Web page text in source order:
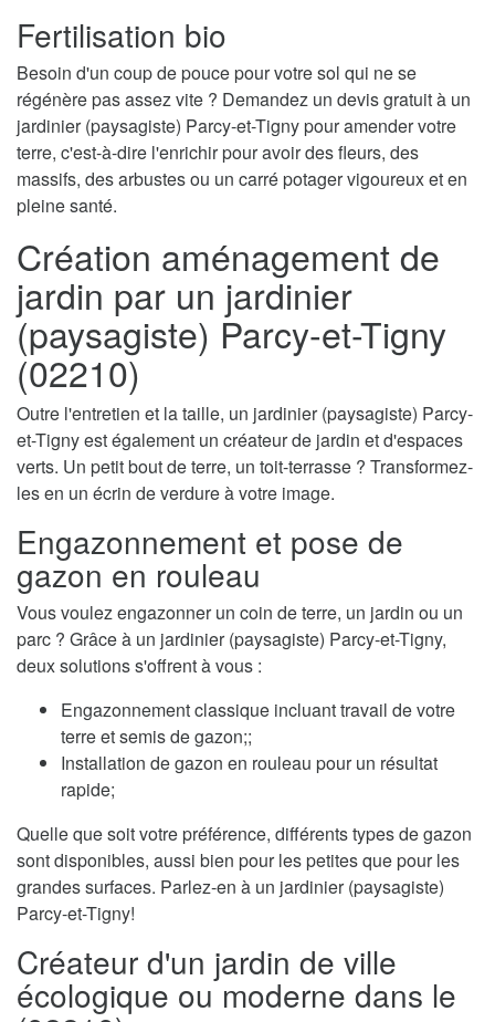
Fertilisation bio
Besoin d'un coup de pouce pour votre sol qui ne se
régénère pas assez vite ? Demandez un devis gratuit à un
jardinier (paysagiste) Parcy-et-Tigny pour amender votre
terre, c'est-à-dire l'enrichir pour avoir des fleurs, des
massifs, des arbustes ou un carré potager vigoureux et en
pleine santé.
Création aménagement de
jardin par un jardinier
(paysagiste) Parcy-et-Tigny
(02210)
Outre l'entretien et la taille, un jardinier (paysagiste) Parcy-
et-Tigny est également un créateur de jardin et d'espaces
verts. Un petit bout de terre, un toit-terrasse ? Transformez-
les en un écrin de verdure à votre image.
Engazonnement et pose de
gazon en rouleau
Vous voulez engazonner un coin de terre, un jardin ou un
parc ? Grâce à un jardinier (paysagiste) Parcy-et-Tigny,
deux solutions s'offrent à vous :
Engazonnement classique incluant travail de votre
terre et semis de gazon;;
Installation de gazon en rouleau pour un résultat
rapide;
Quelle que soit votre préférence, différents types de gazon
sont disponibles, aussi bien pour les petites que pour les
grandes surfaces. Parlez-en à un jardinier (paysagiste)
Parcy-et-Tigny!
Créateur d'un jardin de ville
écologique ou moderne dans le